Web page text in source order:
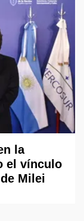
la
el vínculo
Milei